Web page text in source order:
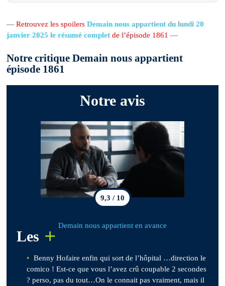
—Retrouvez les spoilersDemain nous appartient du lundi 20
janvier 2025 le résumé complet de l’épisode 1861 —
Notre critique Demain nous appartient
épisode 1861
Notre avis
9,3 / 10
Demain nous appartient en avance
Les +
Benny Hofaire enfin qui sort de l’hôpital …direction le
comico ! Est-ce que vous l’avez crû coupable 2 secondes
? perso, pas du tout…On le connait pas vraiment, mais il